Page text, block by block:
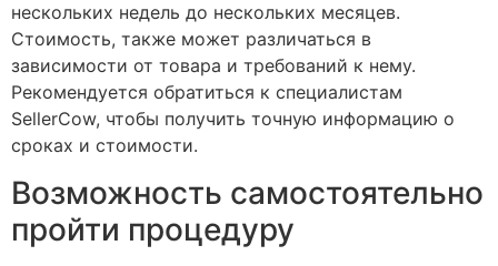
нескольких недель до нескольких месяцев.
Стоимость, также может различаться в
зависимости от товара и требований к нему.
Рекомендуется обратиться к специалистам
SellerCow, чтобы получить точную информацию о
сроках и стоимости.
Возможность самостоятельно
пройти процедуру